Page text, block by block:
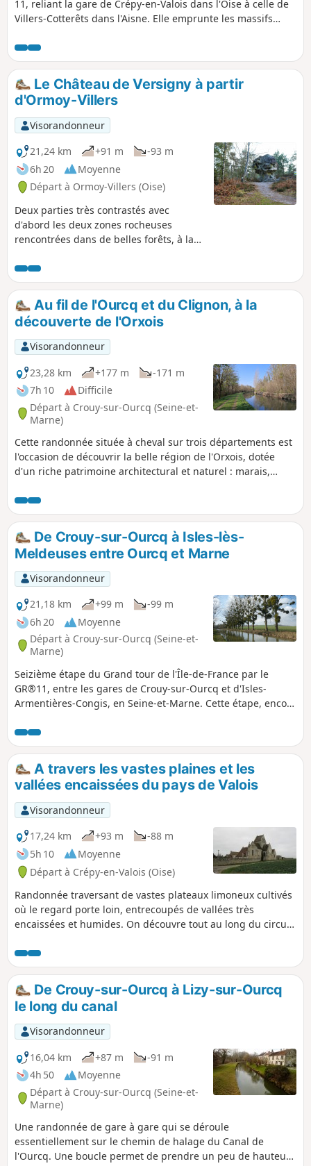
11, reliant la gare de Crépy-en-Valois dans l'Oise à celle de
Villers-Cotterêts dans l'Aisne. Elle emprunte les massifs
vallée de la rivière Automne qu'elle remonte sur plusieurs
kilomètres, à la limite des départements de l'Oise et de
l'Aisne.Le Château de Versigny à partir
d'Ormoy-Villers
Visorandonneur
21,24 km
+91 m
-93 m
6h 20
Moyenne
Départ à Ormoy-Villers (Oise)
Deux parties très contrastés avec
d'abord les deux zones rocheuses
rencontrées dans de belles forêts, à la
Deux beaux châteaux qu'on atteint par
les champs cultivés : celui de la Grande
Ferme à Droizelles et celui de Vertigny,
lieu historique important. Peu de
dénivelé, chemins très faciles, même
par temps humide. Facilité de raccourcir
de presque 4 km.
Au fil de l'Ourcq et du Clignon, à la
découverte de l'Orxois
Visorandonneur
23,28 km
+177 m
-171 m
7h 10
Difficile
Départ à Crouy-sur-Ourcq (Seine-et-
Marne)
Cette randonnée située à cheval sur trois départements est
l'occasion de découvrir la belle région de l'Orxois, dotée
d'un riche patrimoine architectural et naturel : marais,
Clignon, Château de Gesvres le Duc, Commanderie de
Templiers et bien d'autres choses encore...
De Crouy-sur-Ourcq à Isles-lès-
Meldeuses entre Ourcq et Marne
Visorandonneur
21,18 km
+99 m
-99 m
6h 20
Moyenne
Départ à Crouy-sur-Ourcq (Seine-et-
Marne)
Seizième étape du Grand tour de l'Île-de-France par le
GR®11, entre les gares de Crouy-sur-Ourcq et d'Isles-
Armentières-Congis, en Seine-et-Marne. Cette étape, encore
l'Ourcq - avec une incursion sur le plateau du Multien et le
village de May-en-Multien - et se prolonge le long de la
Marne.A travers les vastes plaines et les
vallées encaissées du pays de Valois
Visorandonneur
17,24 km
+93 m
-88 m
5h 10
Moyenne
Départ à Crépy-en-Valois (Oise)
Randonnée traversant de vastes plateaux limoneux cultivés
où le regard porte loin, entrecoupés de vallées très
encaissées et humides. On découvre tout au long du circuit
De Crouy-sur-Ourcq à Lizy-sur-Ourcq
le long du canal
Visorandonneur
16,04 km
+87 m
-91 m
4h 50
Moyenne
Départ à Crouy-sur-Ourcq (Seine-et-
Marne)
Une randonnée de gare à gare qui se déroule
essentiellement sur le chemin de halage du Canal de
l'Ourcq. Une boucle permet de prendre un peu de hauteur